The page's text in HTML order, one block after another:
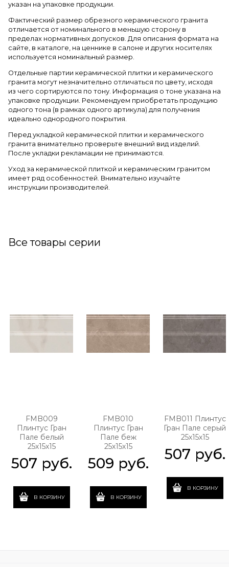
указан на упаковке продукции.
Фактический размер обрезного керамического гранита
отличается от номинального в меньшую сторону в
пределах нормативных допусков. Для описания формата на
сайте, в каталоге, на ценнике в салоне и других носителях
используется номинальный размер.
Отдельные партии керамической плитки и керамического
гранита могут незначительно отличаться по цвету, исходя
из чего сортируются по тону. Информация о тоне указана на
упаковке продукции. Рекомендуем приобретать продукцию
одного тона (в рамках одного артикула) для получения
идеально однородного покрытия.
Перед укладкой керамической плитки и керамического
гранита внимательно проверьте внешний вид изделий.
После укладки рекламации не принимаются.
Уход за керамической плиткой и керамическим гранитом
имеет ряд особенностей. Внимательно изучайте
инструкции производителей.
Все товары серии
FMB009
Плинтус Гран
Пале белый
25х15х15
507 руб.
В КОРЗИНУ
FMB010
Плинтус Гран
Пале беж
25х15х15
509 руб.
В КОРЗИНУ
FMB011 Плинтус
Гран Пале серый
25х15х15
507 руб.
В КОРЗИНУ